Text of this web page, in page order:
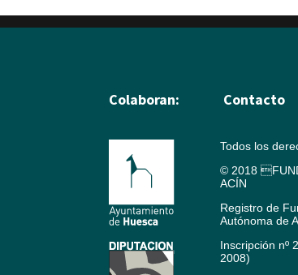
Colaboran: Contacto
Todos los
© 2018
ACÍN
Registro de
Autónoma de
Inscripción nº
2008)